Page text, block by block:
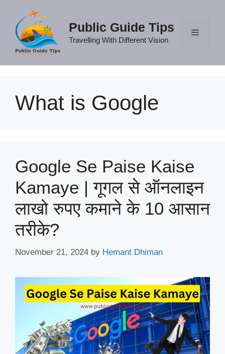
content
Public Guide Tips
Travelling With Different Vision
What is Google
Google Se Paise Kaise
Kamaye | गूगल से ऑनलाइन
लाखो रुपए कमाने के 10 आसान
तरीके?
November 21, 2024 by Hemant Dhiman